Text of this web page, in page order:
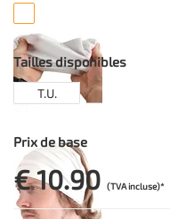
Tailles disponibles
T.U.
Prix de base
€ 10.90 (TVA incluse)*